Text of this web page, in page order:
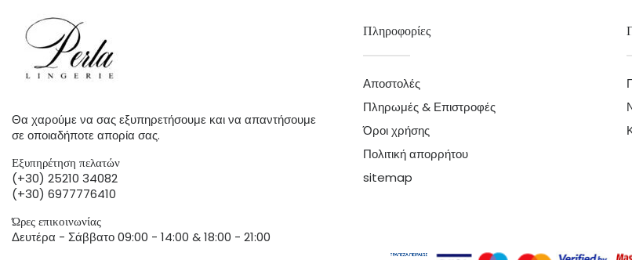
Θα χαρούμε να σας εξυπηρετήσουμε και να απαντήσουμε
σε οποιαδήποτε απορία σας.
Εξυπηρέτηση πελατών
(+30) 25210 34082
(+30) 6977776410
Ώρες επικοινωνίας
Δευτέρα - Σάββατο 09:00 - 14:00 & 18:00 - 21:00
Πληροφορίες
Αποστολές
Πληρωμές & Επιστροφές
Όροι χρήσης
Πολιτική απορρήτου
sitemap